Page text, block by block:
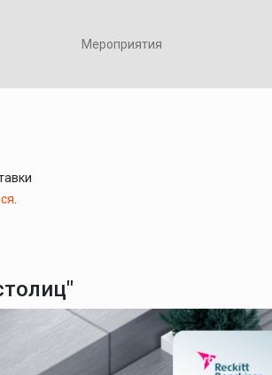
Мероприятия